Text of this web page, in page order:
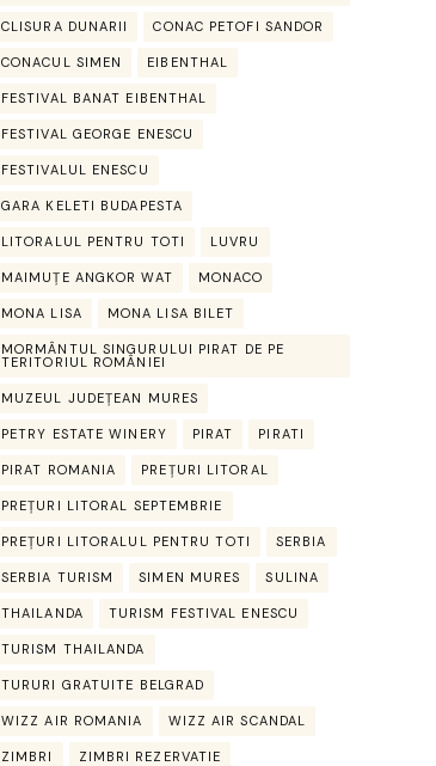
CLISURA DUNARII CONAC PETOFI SANDOR
CONACUL SIMEN EIBENTHAL
FESTIVAL BANAT EIBENTHAL
FESTIVAL GEORGE ENESCU
FESTIVALUL ENESCU
GARA KELETI BUDAPESTA
LITORALUL PENTRU TOTI LUVRU
MAIMUȚE ANGKOR WAT MONACO
MONA LISA MONA LISA BILET
MORMÂNTUL SINGURULUI PIRAT DE PE
TERITORIUL ROMÂNIEI
MUZEUL JUDEȚEAN MURES
PETRY ESTATE WINERY PIRAT PIRATI
PIRAT ROMANIA PREȚURI LITORAL
PREȚURI LITORAL SEPTEMBRIE
PREȚURI LITORALUL PENTRU TOTI SERBIA
SERBIA TURISM SIMEN MURES SULINA
THAILANDA TURISM FESTIVAL ENESCU
TURISM THAILANDA
TURURI GRATUITE BELGRAD
WIZZ AIR ROMANIA WIZZ AIR SCANDAL
ZIMBRI ZIMBRI REZERVATIE